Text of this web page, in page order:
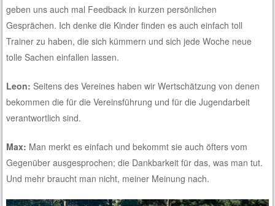
geben uns auch mal Feedback in kurzen persönlichen
Gesprächen. Ich denke die Kinder finden es auch einfach toll
Trainer zu haben, die sich kümmern und sich jede Woche neue
tolle Sachen einfallen lassen.
Leon: Seitens des Vereines haben wir Wertschätzung von denen
bekommen die für die Vereinsführung und für die Jugendarbeit
verantwortlich sind.
Max: Man merkt es einfach und bekommt sie auch öfters vom
Gegenüber ausgesprochen; die Dankbarkeit für das, was man tut.
Und mehr braucht man nicht, meiner Meinung nach.